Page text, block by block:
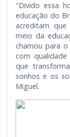
"Divido essa
educação do
acreditam
meio da
chamou para
com
que
sonhos e os
Miguel.